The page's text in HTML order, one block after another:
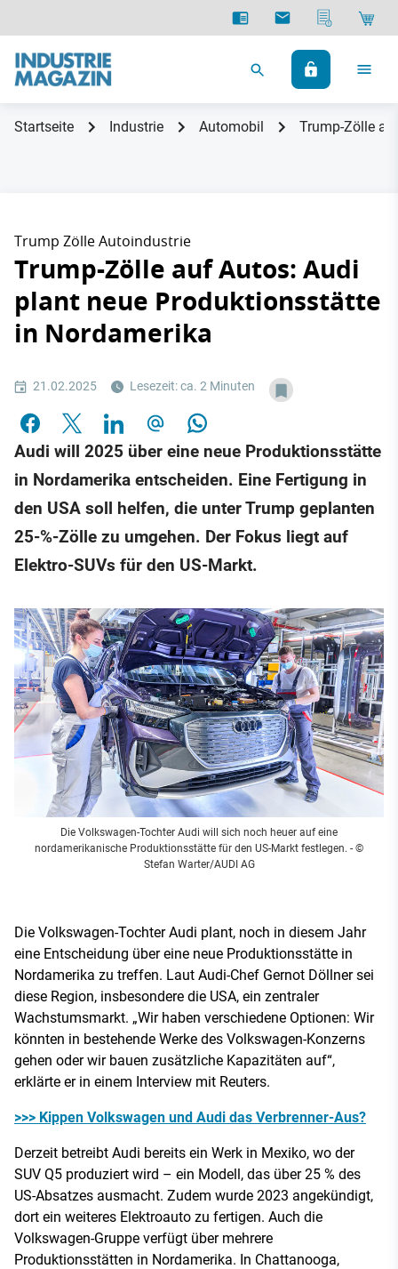
Startseite Industrie Automobil Trump-Zölle
Trump Zölle Autoindustrie
Trump-Zölle auf Autos: Audi
plant neue Produktionsstätte
in Nordamerika
21.02.2025 Lesezeit: ca. 2 Minuten
Audi will 2025 über eine neue Produktionsstätte
in Nordamerika entscheiden. Eine Fertigung in
den USA soll helfen, die unter Trump geplanten
25-%-Zölle zu umgehen. Der Fokus liegt auf
Elektro-SUVs für den US-Markt.
Die Volkswagen-Tochter Audi will sich noch heuer auf eine
nordamerikanische Produktionsstätte für den US-Markt festlegen. - ©
Stefan Warter/AUDI AG
Die Volkswagen-Tochter Audi plant, noch in diesem Jahr
eine Entscheidung über eine neue Produktionsstätte in
Nordamerika zu treffen. Laut Audi-Chef Gernot Döllner sei
diese Region, insbesondere die USA, ein zentraler
Wachstumsmarkt. „Wir haben verschiedene Optionen: Wir
könnten in bestehende Werke des Volkswagen-Konzerns
gehen oder wir bauen zusätzliche Kapazitäten auf“,
erklärte er in einem Interview mit Reuters.
>>> Kippen Volkswagen und Audi das Verbrenner-Aus?
Derzeit betreibt Audi bereits ein Werk in Mexiko, wo der
SUV Q5 produziert wird – ein Modell, das über 25 % des
US-Absatzes ausmacht. Zudem wurde 2023 angekündigt,
dort ein weiteres Elektroauto zu fertigen. Auch die
Volkswagen-Gruppe verfügt über mehrere
Produktionsstätten in Nordamerika. In Chattanooga,